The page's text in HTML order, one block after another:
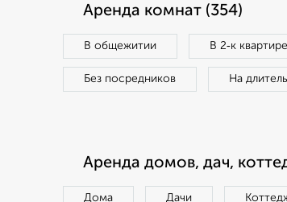
Аренда комнат (354)
В общежитии В 2‑к квартире
Без посредников На
Аренда домов, дач,
Дома Дачи